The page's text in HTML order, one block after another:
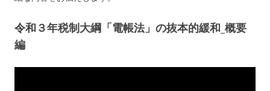
令和３年税制大綱「電帳法」の抜本的緩和_概要
編